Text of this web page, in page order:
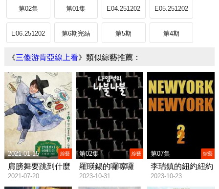
第02集 第01集 E04.251202 E05.251202
E06.251202 第6期完結 第5期 第4期
《三傻游肯亞線上看》類似綜藝推薦：
2021-01-15 綜藝
肩膀舞要跳到什麼
時候啊/언제까지 어
2021-07-20
第02集 綜藝
羅䁐錫的囉嗦囉
嗦/나영석의 나불나
2023-10-31
第07集 綜藝
李瑞鎮的紐約紐約
2/이서진의 뉴욕뉴
2023-10-23